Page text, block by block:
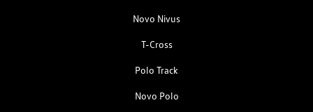
Novo Nivus
T-Cross
Polo Track
Novo Polo